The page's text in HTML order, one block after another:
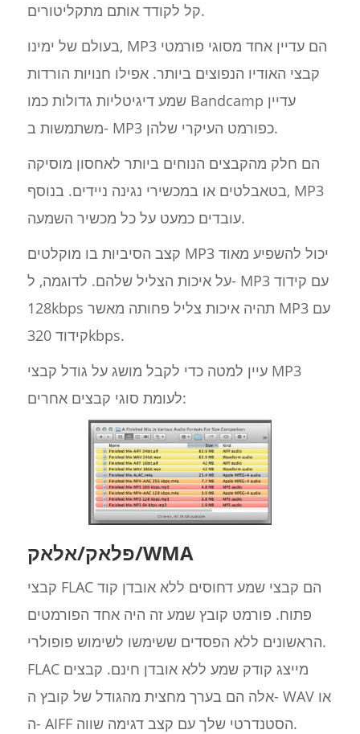
קל לקודד אותם מתקליטורים.
בעולם של ימינו, MP3 הם עדיין אחד מסוגי פורמטי
קבצי האודיו הנפוצים ביותר. אפילו חנויות הורדות
שמע דיגיטליות גדולות כמו Bandcamp עדיין
משתמשות ב- MP3 כפורמט העיקרי שלהן.
הם חלק מהקבצים הנוחים ביותר לאחסון מוסיקה
בטאבלטים או במכשירי נגינה ניידים. בנוסף, MP3
עובדים כמעט על כל מכשיר השמעה.
קצב הסיביות בו מוקלטים MP3 יכול להשפיע מאוד
על איכות הצליל שלהם. לדוגמה, ל- MP3 עם קידוד
128kbps תהיה איכות צליל פחותה מאשר MP3 עם
קידוד 320kbps.
עיין למטה כדי לקבל מושג על גודל קבצי MP3
לעומת סוגי קבצים אחרים:
פלאק/אלאק/WMA
קבצי FLAC הם קבצי שמע דחוסים ללא אובדן קוד
פתוח. פורמט קובץ שמע זה היה אחד הפורמטים
הראשונים ללא הפסדים ששימשו לשימוש פופולרי.
FLAC מייצג קודק שמע ללא אובדן חינם. קבצים
אלה הם בערך מחצית מהגודל של קובץ ה- WAV או
ה- AIFF הסטנדרטי שלך עם קצב דגימה שווה.